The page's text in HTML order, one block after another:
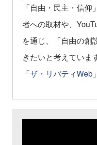
「自由・民主・信
者への取材や、
を通じ、「自由の創
きたいと考えています
「ザ・リバティ